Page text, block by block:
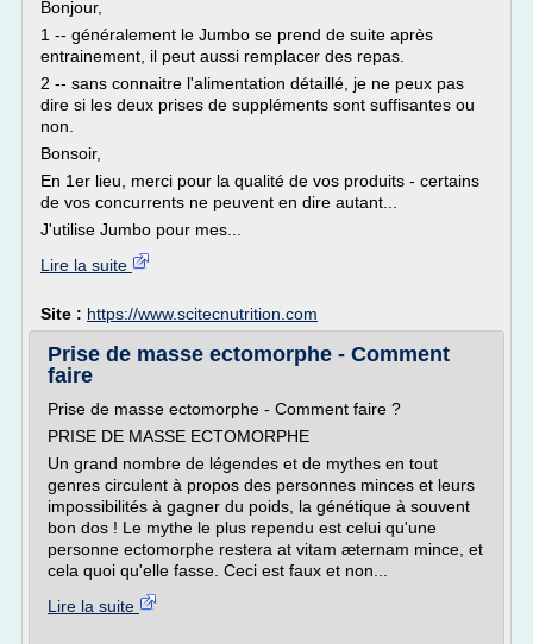
Bonjour,
1 -- généralement le Jumbo se prend de suite après
entrainement, il peut aussi remplacer des repas.
2 -- sans connaitre l'alimentation détaillé, je ne peux pas
dire si les deux prises de suppléments sont suffisantes ou
non.
Bonsoir,
En 1er lieu, merci pour la qualité de vos produits - certains
de vos concurrents ne peuvent en dire autant...
J'utilise Jumbo pour mes...
Lire la suite
Site : https://www.scitecnutrition.com
Prise de masse ectomorphe - Comment
faire
Prise de masse ectomorphe - Comment faire ?
PRISE DE MASSE ECTOMORPHE
Un grand nombre de légendes et de mythes en tout
genres circulent à propos des personnes minces et leurs
impossibilités à gagner du poids, la génétique à souvent
bon dos ! Le mythe le plus rependu est celui qu'une
personne ectomorphe restera at vitam æternam mince, et
cela quoi qu'elle fasse. Ceci est faux et non...
Lire la suite